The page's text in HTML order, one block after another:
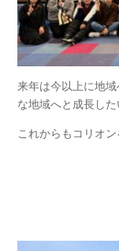
来年は今以上に地
な地域へと成長した
これからもコリオ